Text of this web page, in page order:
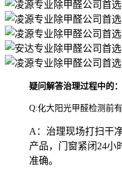
疑问解答治理过程中的
Q:化大阳光甲醛检测前
A：治理现场打扫干
产品，门窗紧闭24小
准确。